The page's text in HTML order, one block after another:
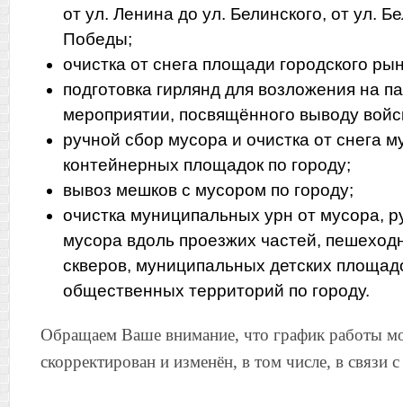
от ул. Ленина до ул. Белинского, от ул.
Победы;
очистка от снега площади городского
подготовка гирлянд для возложения на
мероприятии, посвящённого выводу
ручной сбор мусора и очистка от снега
контейнерных площадок по городу;
вывоз мешков с мусором по городу;
очистка муниципальных урн от мусора,
мусора вдоль проезжих частей,
скверов, муниципальных детских
общественных территорий по городу.
Обращаем Ваше внимание, что график работы
скорректирован и изменён, в том числе, в связи